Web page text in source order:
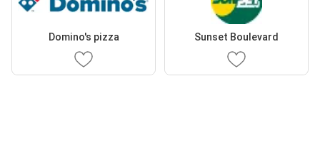
Domino's pizza Sunset Boulevard